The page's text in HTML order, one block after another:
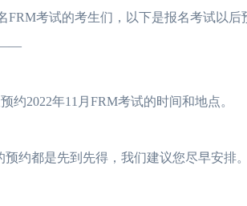
FRM考试的考生们，以下是报名考试以
——
约2022年11月FRM考试的时间和地点。
预约都是先到先得，我们建议您尽早安排。